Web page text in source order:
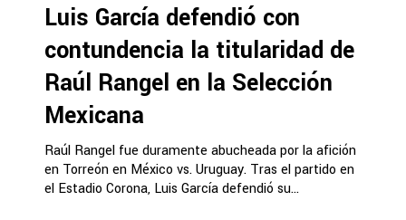
Luis García defendió con
contundencia la titularidad de
Raúl Rangel en la Selección
Mexicana
Raúl Rangel fue duramente abucheada por la afición
en Torreón en México vs. Uruguay. Tras el partido en
el Estadio Corona, Luis García defendió su...